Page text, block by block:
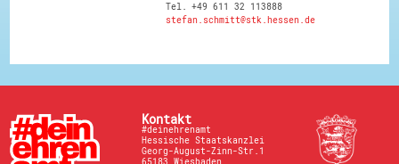
+49 611 32 113888
stefan.schmitt@stk.hessen.de
Kontakt
#deinehrenamt
Hessische Staatskanzlei
Georg-August-Zinn-Str.1
65183 Wiesbaden